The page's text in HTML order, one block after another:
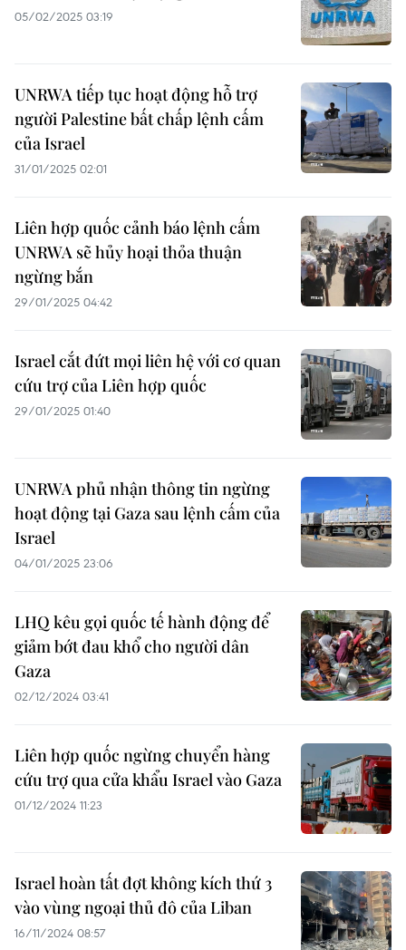
05/02/2025 03:19
UNRWA tiếp tục hoạt động hỗ trợ
người Palestine bất chấp lệnh cấm
của Israel
31/01/2025 02:01
Liên hợp quốc cảnh báo lệnh cấm
UNRWA sẽ hủy hoại thỏa thuận
ngừng bắn
29/01/2025 04:42
Israel cắt đứt mọi liên hệ với cơ quan
cứu trợ của Liên hợp quốc
29/01/2025 01:40
UNRWA phủ nhận thông tin ngừng
hoạt động tại Gaza sau lệnh cấm của
Israel
04/01/2025 23:06
LHQ kêu gọi quốc tế hành động để
giảm bớt đau khổ cho người dân
Gaza
02/12/2024 03:41
Liên hợp quốc ngừng chuyển hàng
cứu trợ qua cửa khẩu Israel vào Gaza
01/12/2024 11:23
Israel hoàn tất đợt không kích thứ 3
vào vùng ngoại thủ đô của Liban
16/11/2024 08:57